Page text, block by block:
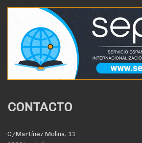
CONTACTO
C/Martínez Molina, 11